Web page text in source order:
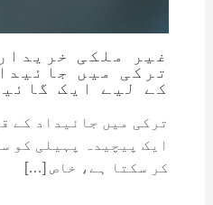
غیر ملکی
ترکی میں
کے لیے ایک
ترکی میں جائیداد کے
ایک پیچیدہ پہیلی کو
کر سکتا ہے، خاص […]